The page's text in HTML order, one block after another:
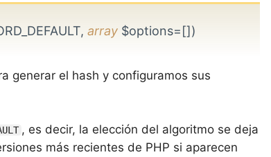
array$options=[])
generar el hash y configuramos sus
, es decir, la elección del algoritmo se deja
más recientes de PHP si aparecen